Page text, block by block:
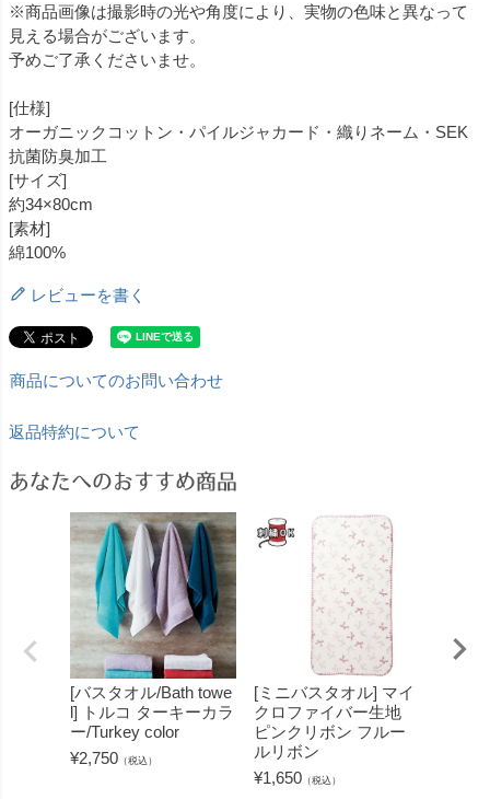
※商品画像は撮影時の光や角度により、実物の色味と異なって
見える場合がございます。
予めご了承くださいませ。
[仕様]
オーガニックコットン・パイルジャカード・織りネーム・SEK
抗菌防臭加工
[サイズ]
約34×80cm
[素材]
綿100%
レビューを書く
商品についてのお問い合わせ
返品特約について
あなたへのおすすめ商品
[バスタオル/Bath towe
l] トルコ ターキーカラ
ー/Turkey color
¥2,750 （税込）
[ミニバスタオル] マイ
クロファイバー生地
ピンクリボン フルー
ルリボン
¥1,650 （税込）